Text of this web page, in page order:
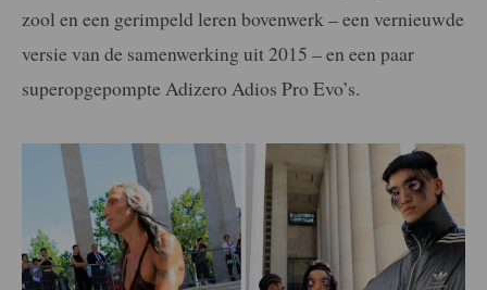
zool en een gerimpeld leren bovenwerk – een vernieuwde
versie van de samenwerking uit 2015 – en een paar
superopgepompte Adizero Adios Pro Evo’s.